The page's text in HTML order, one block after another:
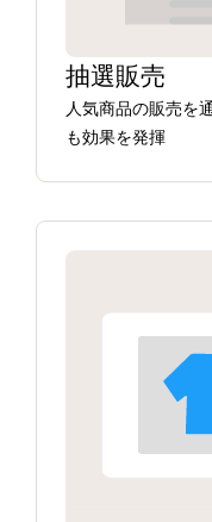
抽選販売
人気商品の販売を
も効果を発揮